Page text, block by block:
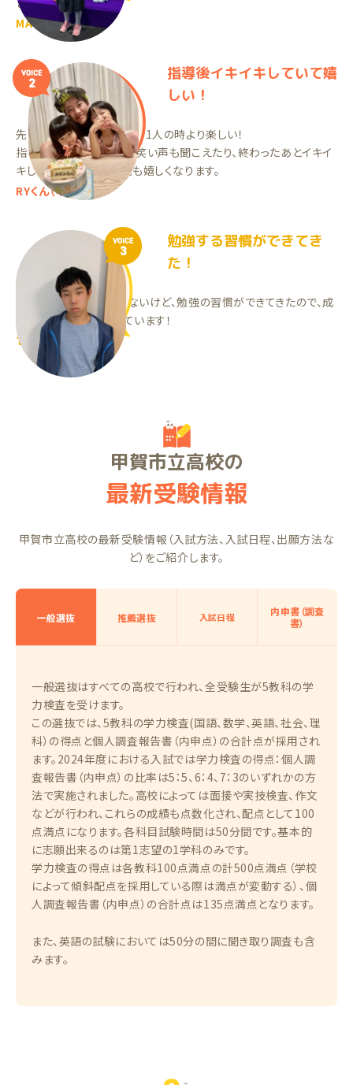
MAちゃん（中1）
VOICE
2
指導後イキイキしていて嬉
しい！
先生と勉強をしてると自分1人の時より楽しい！
指導中たまに楽しそうな笑い声も聞こえたり、終わったあとイキイ
キしているのを見ると親も嬉しくなります。
RYくん（中3）
VOICE
3
勉強する習慣ができてき
た！
まだ点数には表れていないけど、勉強の習慣ができてきたので、成
果が出ることを期待しています！
TIくん（中2）
甲賀市立高校の
最新受験情報
甲賀市立高校の最新受験情報（入試方法、入試日程、出願方法な
ど）をご紹介します。
一般選抜 推薦選抜 入試日程
内申書（調査
書）
一般選抜はすべての高校で行われ、全受験生が5教科の学
力検査を受けます。
この選抜では、5教科の学力検査(国語、数学、英語、社会、理
科）の得点と個人調査報告書（内申点）の合計点が採用され
ます。2024年度における入試では学力検査の得点：個人調
査報告書（内申点）の比率は5：5、6：4、7：3のいずれかの方
法で実施されました。高校によっては面接や実技検査、作文
などが行われ、これらの成績も点数化され、配点として100
点満点になります。各科目試験時間は50分間です。基本的
に志願出来るのは第1志望の1学科のみです。
学力検査の得点は各教科100点満点の計500点満点（学校
によって傾斜配点を採用している際は満点が変動する）、個
人調査報告書（内申点）の合計点は135点満点となります。
また、英語の試験においては50分の間に聞き取り調査も含
みます。